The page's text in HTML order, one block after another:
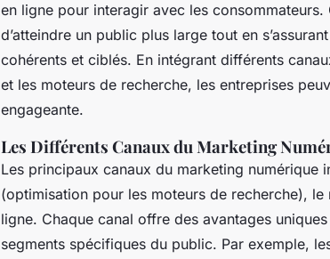
en ligne pour interagir avec les
d’atteindre un public plus large tout en
cohérents et ciblés. En intégrant différents
et les moteurs de recherche, les entreprises
engageante.
Les Différents Canaux du Marketing
Les principaux canaux du marketing numérique
(optimisation pour les moteurs de recherche),
ligne. Chaque canal offre des avantages
segments spécifiques du public. Par exemple,